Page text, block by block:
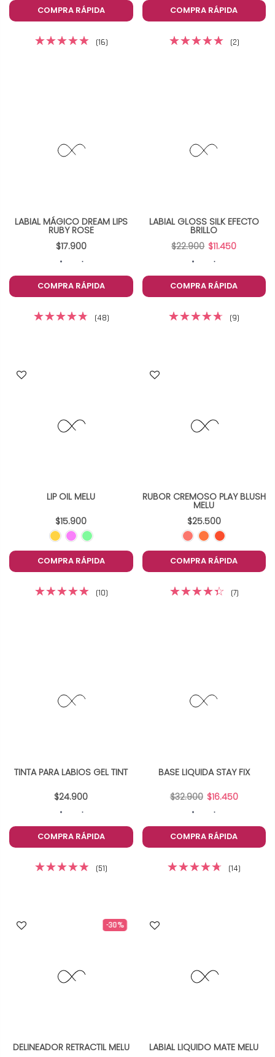
COMPRA RÁPIDA
(16)
COMPRA RÁPIDA
(2)
LABIAL MÁGICO DREAM LIPS
RUBY ROSE
$17.900
COMPRA RÁPIDA
(48)
LABIAL GLOSS SILK EFECTO
BRILLO
$22.900 $11.450
COMPRA RÁPIDA
(9)
LIP OIL MELU
$15.900
COMPRA RÁPIDA
(10)
RUBOR CREMOSO PLAY BLUSH
MELU
$25.500
COMPRA RÁPIDA
(7)
TINTA PARA LABIOS GEL TINT
$24.900
COMPRA RÁPIDA
(51)
BASE LIQUIDA STAY FIX
$32.900 $16.450
COMPRA RÁPIDA
(14)
-30%
DELINEADOR RETRACTIL MELU
LABIAL LIQUIDO MATE MELU